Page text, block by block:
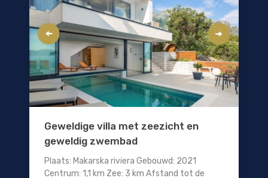
Geweldige villa met zeezicht en
geweldig zwembad
Plaats: Makarska riviera Gebouwd: 2021
Centrum: 1,1 km Zee: 3 km Afstand tot de